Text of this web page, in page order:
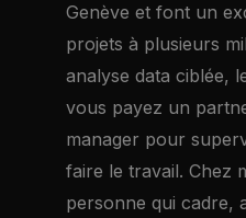
Genève et font un
projets à plusieurs
analyse data ciblée,
vous payez un
manager pour
faire le travail. Chez
personne qui cadre,